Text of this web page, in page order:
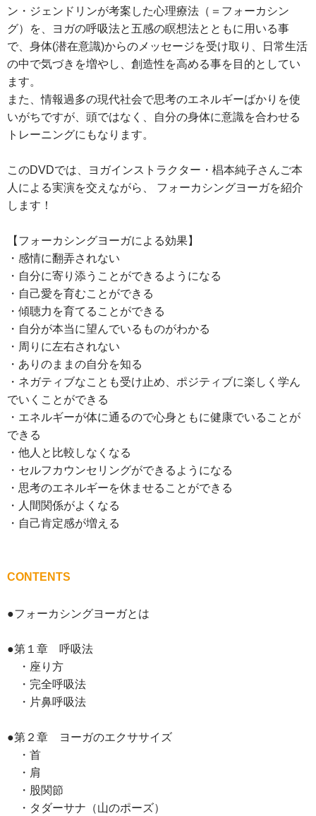
ン・ジェンドリンが考案した心理療法（＝フォーカシン
グ）を、ヨガの呼吸法と五感の瞑想法とともに用いる事
で、身体(潜在意識)からのメッセージを受け取り、日常生活
の中で気づきを増やし、創造性を高める事を目的としてい
ます。
また、情報過多の現代社会で思考のエネルギーばかりを使
いがちですが、頭ではなく、自分の身体に意識を合わせる
トレーニングにもなります。
このDVDでは、ヨガインストラクター・椙本純子さんご本
人による実演を交えながら、 フォーカシングヨーガを紹介
します！
【フォーカシングヨーガによる効果】
・感情に翻弄されない
・自分に寄り添うことができるようになる
・自己愛を育むことができる
・傾聴力を育てることができる
・自分が本当に望んでいるものがわかる
・周りに左右されない
・ありのままの自分を知る
・ネガティブなことも受け止め、ポジティブに楽しく学ん
でいくことができる
・エネルギーが体に通るので心身ともに健康でいることが
できる
・他人と比較しなくなる
・セルフカウンセリングができるようになる
・思考のエネルギーを休ませることができる
・人間関係がよくなる
・自己肯定感が増える
CONTENTS
●フォーカシングヨーガとは
●第１章 呼吸法
・座り方
・完全呼吸法
・片鼻呼吸法
●第２章 ヨーガのエクササイズ
・首
・肩
・股関節
・タダーサナ（山のポーズ）